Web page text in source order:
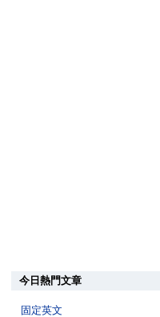
今日熱門文章
固定英文